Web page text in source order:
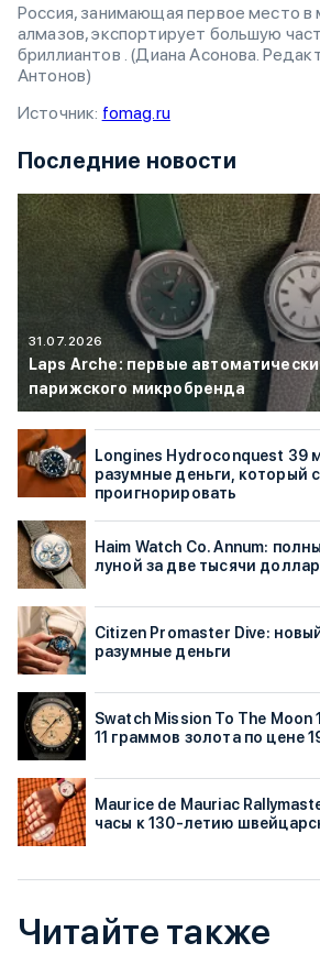
Россия, занимающая первое место
алмазов, экспортирует большую
бриллиантов . (Диана Асонова.
Антонов)
Источник: fomag.ru
Последние новости
31.07.2026
Laps Arche: первые
парижского микробренда
Longines Hydroconquest 39
разумные деньги, который
проигнорировать
Haim Watch Co. Annum:
луной за две тысячи
Citizen Promaster Dive:
разумные деньги
Swatch Mission To The Moon
11 граммов золота по цене
Maurice de Mauriac
часы к 130-летию
Читайте также